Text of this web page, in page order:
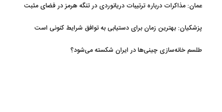
عمان: مذاکرات درباره ترتیبات دریانوردی در تنگه هرمز در فضای مثبت
پزشکیان‌: بهترین زمان برای دستیابی به توافق شرایط کنونی است
طلسم خانه‌سازی چینی‌ها در ایران شکسته می‌شود؟